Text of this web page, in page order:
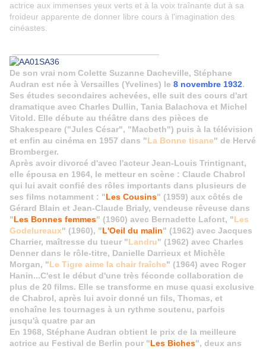
actrice aux immenses yeux verts et à la voix traînante dut à sa
froideur apparente de donner libre cours à l'imagination des
cinéastes.
De son vrai nom Colette Suzanne Dacheville, Stéphane
Audran est née à Versailles (Yvelines) le 8 novembre 1932.
Ses études secondaires achevées, elle suit des cours d'art
dramatique avec Charles Dullin, Tania Balachova et Michel
Vitold. Elle débute au théâtre dans des pièces de
Shakespeare ("Jules César", "Macbeth") puis à la télévision
et enfin au cinéma en 1957 dans "La Bonne tisane" de Hervé
Bromberger.
Après avoir divorcé d'avec l'acteur Jean-Louis Trintignant,
elle épousa en 1964, le metteur en scène : Claude Chabrol
qui lui avait confié des rôles importants dans plusieurs de
ses films notamment : "Les Cousins" (1959) aux côtés de
Gérard Blain et Jean-Claude Brialy, vendeuse rêveuse dans
"Les Bonnes femmes" (1960) avec Bernadette Lafont, "Les
Godelureaux" (1960), "L'Oeil du malin" (1962) avec Jacques
Charrier, maîtresse du tueur "Landru" (1962) avec Charles
Denner dans le rôle-titre, Danielle Darrieux et Michèle
Morgan, "Le Tigre aime la chair fraîche" (1964) avec Roger
Hanin...C'est le début d'une très féconde collaboration de
plus de 20 films. Elle se transforme en muse quasi exclusive
de Chabrol, après lui avoir donné un fils, Thomas, et
enchaîne les tournages à un rythme soutenu, parfois
jusqu'à quatre par an
En 1968, Stéphane Audran obtient le prix de la meilleure
actrice au Festival de Berlin pour "Les Biches", deux ans